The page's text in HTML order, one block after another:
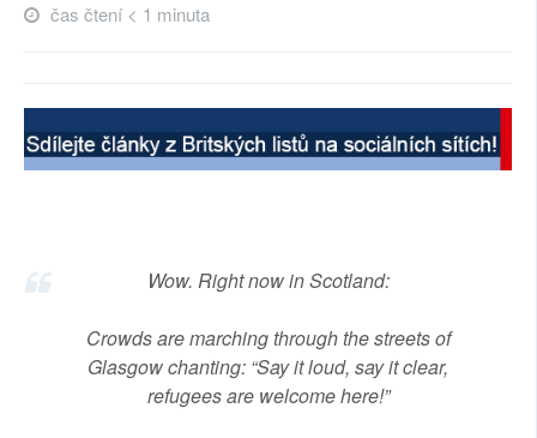
AUTOŘI
SOCIÁLNÍ SÍTĚ
čas čtení < 1 minuta
Wow. Right now in Scotland:
Crowds are marching through the streets of
Glasgow chanting: “Say it loud, say it clear,
refugees are welcome here!”